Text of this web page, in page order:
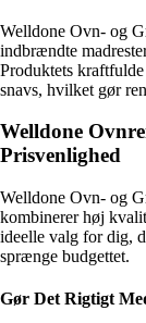
Welldone Ovn- og
indbrændte
Produktets
snavs, hvilket gør
Welldone
Prisvenlighed
Welldone Ovn- og
kombinerer høj
ideelle valg for dig,
sprænge budgettet.
Gør Det Rigtigt